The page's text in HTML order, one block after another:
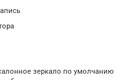
зеркало по умолчанию